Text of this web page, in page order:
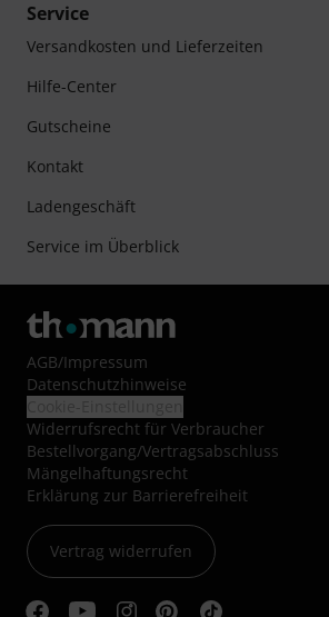
Service
Versandkosten und Lieferzeiten
Hilfe-Center
Gutscheine
Kontakt
Ladengeschäft
Service im Überblick
AGB/Impressum
Datenschutzhinweise
Widerrufsrecht für Verbraucher
Bestellvorgang/Vertragsabschluss
Mängelhaftungsrecht
Erklärung zur Barrierefreiheit
Vertrag widerrufen